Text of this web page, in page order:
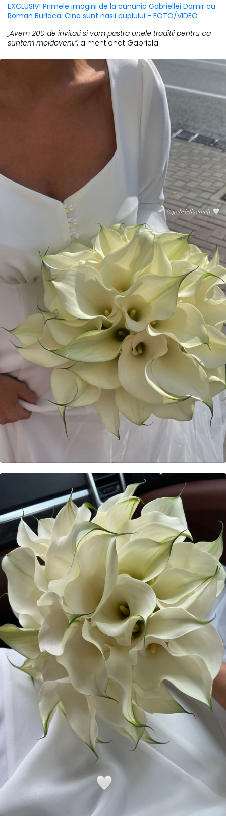
EXCLUSIV! Primele imagini de la cununia Gabriellei Damir cu
Roman Burlaca. Cine sunt nasii cuplului - FOTO/VIDEO
„Avem 200 de invitati si vom pastra unele traditii pentru ca
suntem moldoveni.”, a mentionat Gabriela.